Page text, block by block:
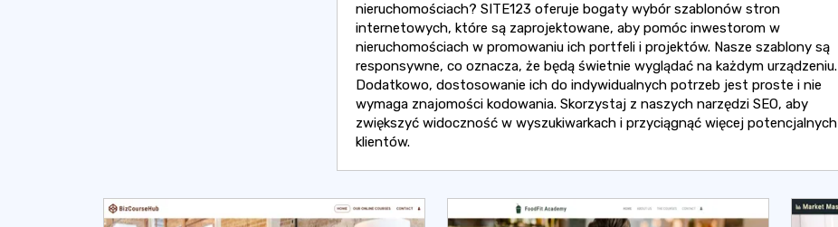
nieruchomościach? SITE123 oferuje bogaty wybór szablonów stron
internetowych, które są zaprojektowane, aby pomóc inwestorom w
nieruchomościach w promowaniu ich portfeli i projektów. Nasze szablony są
responsywne, co oznacza, że będą świetnie wyglądać na każdym urządzeniu.
Dodatkowo, dostosowanie ich do indywidualnych potrzeb jest proste i nie
wymaga znajomości kodowania. Skorzystaj z naszych narzędzi SEO, aby
zwiększyć widoczność w wyszukiwarkach i przyciągnąć więcej potencjalnych
klientów.